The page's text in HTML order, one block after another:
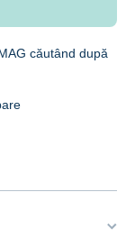
ZOP64,
căutând după